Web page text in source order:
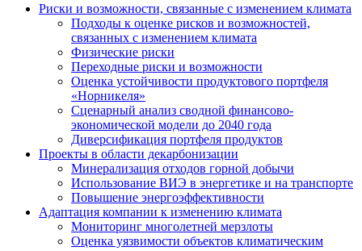
Риски и возможности, связанные с изменением климата
Подходы к оценке рисков и возможностей,
связанных с изменением климата
Физические риски
Переходные риски и возможности
Оценка устойчивости продуктового портфеля
«Норникеля»
Сценарный анализ сводной финансово-
экономической модели до 2040 года
Диверсификация портфеля продуктов
Проекты в области декарбонизации
Минерализация отходов горной добычи
Использование ВИЭ в энергетике и на транспорте
Повышение энергоэффективности
Адаптация компании к изменению климата
Мониторинг многолетней мерзлоты
Оценка уязвимости объектов климатическим